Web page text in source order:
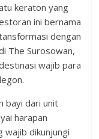
keraton yang
ini bernama
dengan
The Surosowan,
wajib para
bayi dari unit
harapan
wajib dikunjungi